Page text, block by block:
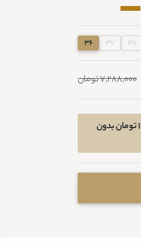
36 37 38
7,288,000 تومان
امکان خرید اقساطی در 4 قسط ماهیانه 1184300 تومان بدون